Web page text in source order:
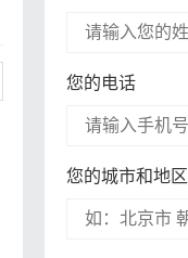
您的电话
您的城市和地区